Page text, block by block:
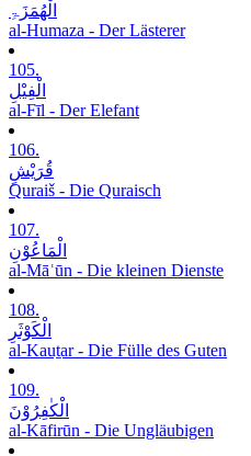
الْھُمَزَۃِ
al-Humaza - Der Lästerer
105.
الْفِیْلِ
al-Fīl - Der Elefant
106.
قُرَیْشٍ
Quraiš - Die Quraisch
107.
الْمَاعُوْنِ
al-Māʿūn - Die kleinen Dienste
108.
الْکَوْثَرِ
al-Kauṯar - Die Fülle des Guten
109.
الْکٰفِرُوْنَ
al-Kāfirūn - Die Ungläubigen